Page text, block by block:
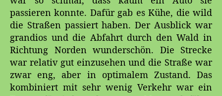
passieren konnte. Dafür gab es Kühe, die wild
die Straßen passiert haben. Der Ausblick war
grandios und die Abfahrt durch den Wald in
Richtung Norden wunderschön. Die Strecke
war relativ gut einzusehen und die Straße war
zwar eng, aber in optimalem Zustand. Das
kombiniert mit sehr wenig Verkehr war ein